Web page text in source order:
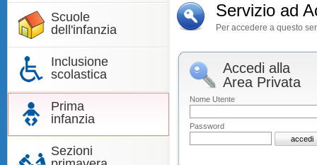
Scuole
dell'infanzia
Inclusione
scolastica
Prima
infanzia
Sezioni
Servizio ad
Per accedere a questo
Accedi alla
Area Privata
Nome Utente
Password